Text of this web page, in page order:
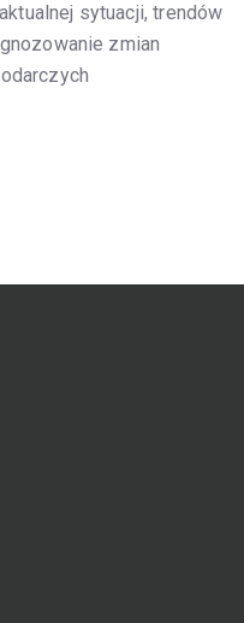
sytuacji, trendów
zmian